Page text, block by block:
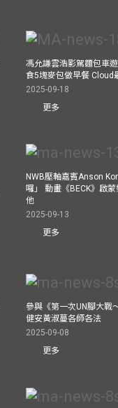
馮允謙雲浩影駕麵包車
食5塊麥包做早餐 Cloud
2025-09-18
更多
NWB壓軸嘉賓Anson
囉」 動畫《BECK》啟
他
2025-09-13
更多
參與《第一次UN腳大戰
健安黃淑蔓各師各法
2025-09-08
更多